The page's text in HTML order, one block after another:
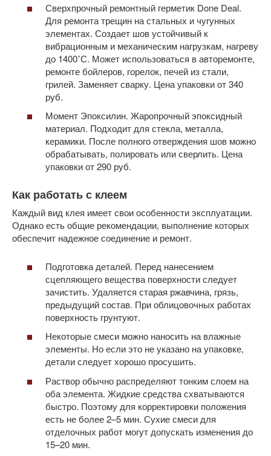
Сверхпрочный ремонтный герметик Done Deal.
Для ремонта трещин на стальных и чугунных
элементах. Создает шов устойчивый к
вибрационным и механическим нагрузкам, нагреву
до 1400˚С. Может использоваться в авторемонте,
ремонте бойлеров, горелок, печей из стали,
грилей. Заменяет сварку. Цена упаковки от 340
руб.
Момент Эпоксилин. Жаропрочный эпоксидный
материал. Подходит для стекла, металла,
керамики. После полного отверждения шов можно
обрабатывать, полировать или сверлить. Цена
упаковки от 290 руб.
Как работать с клеем
Каждый вид клея имеет свои особенности эксплуатации.
Однако есть общие рекомендации, выполнение которых
обеспечит надежное соединение и ремонт.
Подготовка деталей. Перед нанесением
сцепляющего вещества поверхности следует
зачистить. Удаляется старая ржавчина, грязь,
предыдущий состав. При облицовочных работах
поверхность грунтуют.
Некоторые смеси можно наносить на влажные
элементы. Но если это не указано на упаковке,
детали следует хорошо просушить.
Раствор обычно распределяют тонким слоем на
оба элемента. Жидкие средства схватываются
быстро. Поэтому для корректировки положения
есть не более 2–5 мин. Сухие смеси для
отделочных работ могут допускать изменения до
15–20 мин.